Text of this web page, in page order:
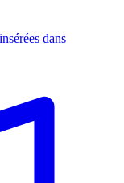
dans